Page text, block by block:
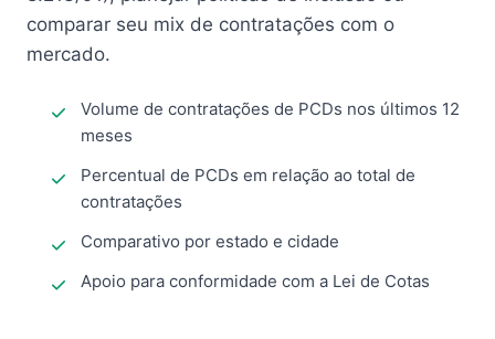
comparar seu mix de contratações com o
mercado.
Volume de contratações de PCDs nos últimos 12
meses
Percentual de PCDs em relação ao total de
contratações
Comparativo por estado e cidade
Apoio para conformidade com a Lei de Cotas